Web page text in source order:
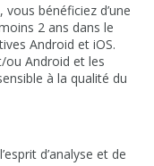
bénéficiez d’une
2 ans dans le
Android et iOS.
ou Android et les
à la qualité du
d’analyse et de